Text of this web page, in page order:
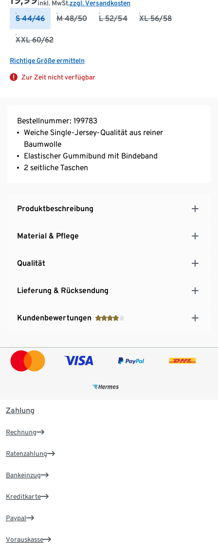
inkl. MwSt.zzgl. Versandkosten
S 44/46 M 48/50 L 52/54 XL 56/58
XXL 60/62
Richtige Größe ermitteln
Zur Zeit nicht verfügbar
Bestellnummer: 199783
Weiche Single-Jersey-Qualität aus reiner
Baumwolle
Elastischer Gummibund mit Bindeband
2 seitliche Taschen
Produktbeschreibung
Material & Pflege
Qualität
Lieferung & Rücksendung
Kundenbewertungen
Zahlung
Rechnung
Ratenzahlung
Bankeinzug
Kreditkarte
Paypal
Vorauskasse